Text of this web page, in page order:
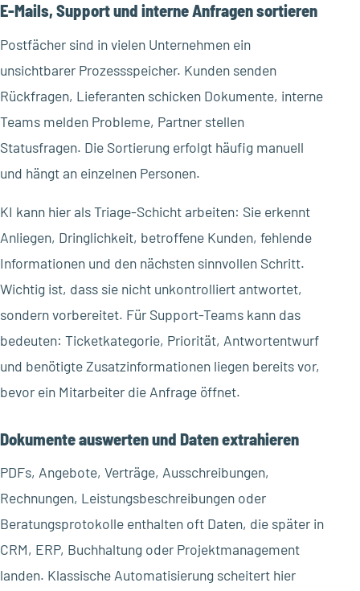
E-Mails, Support und interne Anfragen sortieren
Postfächer sind in vielen Unternehmen ein
unsichtbarer Prozessspeicher. Kunden senden
Rückfragen, Lieferanten schicken Dokumente, interne
Teams melden Probleme, Partner stellen
Statusfragen. Die Sortierung erfolgt häufig manuell
und hängt an einzelnen Personen.
KI kann hier als Triage-Schicht arbeiten: Sie erkennt
Anliegen, Dringlichkeit, betroffene Kunden, fehlende
Informationen und den nächsten sinnvollen Schritt.
Wichtig ist, dass sie nicht unkontrolliert antwortet,
sondern vorbereitet. Für Support-Teams kann das
bedeuten: Ticketkategorie, Priorität, Antwortentwurf
und benötigte Zusatzinformationen liegen bereits vor,
bevor ein Mitarbeiter die Anfrage öffnet.
Dokumente auswerten und Daten extrahieren
PDFs, Angebote, Verträge, Ausschreibungen,
Rechnungen, Leistungsbeschreibungen oder
Beratungsprotokolle enthalten oft Daten, die später in
CRM, ERP, Buchhaltung oder Projektmanagement
landen. Klassische Automatisierung scheitert hier